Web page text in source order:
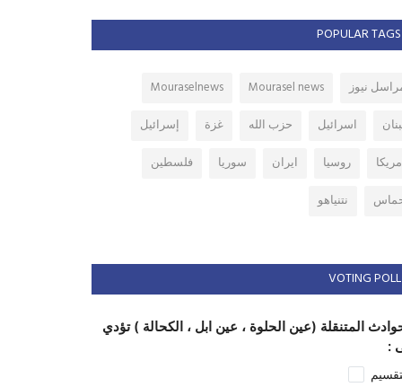
POPULAR TAGS
نيوز Mourasel news
Mouraselnews
اسرائيل حزب الله غزة
إسرائيل
روسيا ايران سوريا
فلسطين
نتنياهو
VOTING POLL
المتنقلة (عين الحلوة ، عين ابل ، الكحالة ) تؤدي
: